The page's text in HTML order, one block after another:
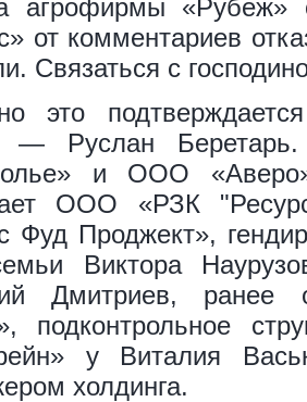
агрофирмы
от комментариев
Связаться с
это
— Руслан
и ООО
ООО «РЗК
Фуд Проджект»,
Виктора
Дмитриев,
подконтрольное
у Виталия
холдинга.